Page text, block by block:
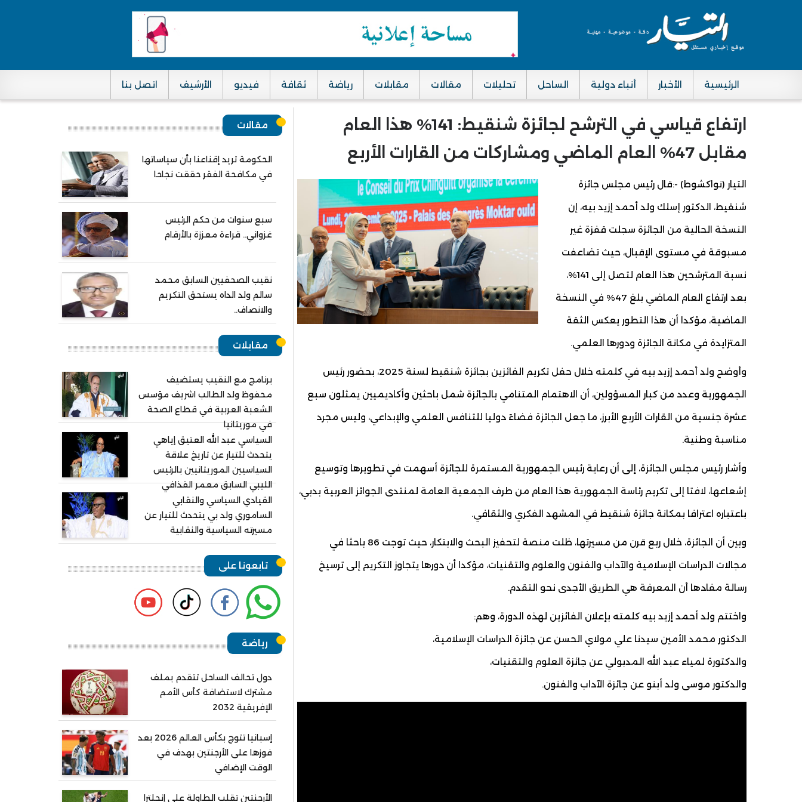
Main navigation
الرئيسية الأخبار أنباء دولية الساحل تحليلات مقالات مقابلات رياضة ثقافة فيديو الأرشيف اتصل بنا
ارتفاع قياسي في الترشح لجائزة شنقيط: 141% هذا العام
مقابل 47% العام الماضي ومشاركات من القارات الأربع
التيار (نواكشوط) -:قال رئيس مجلس جائزة
شنقيط، الدكتور إسلك ولد أحمد إزيد بيه، إن
النسخة الحالية من الجائزة سجلت قفزة غير
مسبوقة في مستوى الإقبال، حيث تضاعفت
نسبة المترشحين هذا العام لتصل إلى 141%،
بعد ارتفاع العام الماضي بلغ 47% في النسخة
الماضية، مؤكدا أن هذا التطور يعكس الثقة
المتزايدة في مكانة الجائزة ودورها العلمي.
وأوضح ولد أحمد إزيد بيه في كلمته خلال حفل تكريم الفائزين بجائزة شنقيط لسنة 2025، بحضور رئيس
الجمهورية وعدد من كبار المسؤولين، أن الاهتمام المتنامي بالجائزة شمل باحثين وأكاديميين يمثلون سبع
عشرة جنسية من القارات الأربع الأبرز، ما جعل الجائزة فضاءً دوليا للتنافس العلمي والإبداعي، وليس مجرد
مناسبة وطنية.
وأشار رئيس مجلس الجائزة، إلى أن رعاية رئيس الجمهورية المستمرة للجائزة أسهمت في تطويرها وتوسيع
إشعاعها، لافتا إلى تكريم رئاسة الجمهورية هذا العام من طرف الجمعية العامة لمنتدى الجوائز العربية بدبي،
باعتباره اعترافا بمكانة جائزة شنقيط في المشهد الفكري والثقافي.
وبين أن الجائزة، خلال ربع قرن من مسيرتها، ظلت منصة لتحفيز البحث والابتكار، حيث توجت 86 باحثا في
مجالات الدراسات الإسلامية والآداب والفنون والعلوم والتقنيات، مؤكدا أن دورها يتجاوز التكريم إلى ترسيخ
رسالة مفادها أن المعرفة هي الطريق الأجدى نحو التقدم.
واختتم ولد أحمد إزيد بيه كلمته بإعلان الفائزين لهذه الدورة، وهم:
الدكتور محمد الأمين سيدنا علي مولاي الحسن عن جائزة الدراسات الإسلامية،
والدكتورة لمياء عبد الله المدبولي عن جائزة العلوم والتقنيات،
والدكتور موسى ولد أبنو عن جائزة الآداب والفنون.
مقالات
الحكومة تريد إقناعنا بأن سياساتها
في مكافحة الفقر حققت نجاحا
سبع سنوات من حكم الرئيس
غزواني.. قراءة معززة بالأرقام
نقيب الصحفيين السابق محمد
سالم ولد الداه يستحق التكريم
والانصاف..
مقابلات
برنامج مع النقيب يستضيف
محفوظ ولد الطالب اشريف مؤسس
الشعبة العربية في قطاع الصحة
في موريتانيا
السياسي عبد الله العتيق إياهي
يتحدث للتيار عن تاريخ علاقة
السياسيين الموريتانيين بالرئيس
الليبي السابق معمر القذافي
القيادي السياسي والنقابي
الساموري ولد بي يتحدث للتيار عن
مسيرته السياسية والنقابية
تابعونا على
رياضة
دول تحالف الساحل تتقدم بملف
مشترك لاستضافة كأس الأمم
الإفريقية 2032
إسبانيا تتوج بكأس العالم 2026 بعد
فوزها على الأرجنتين بهدف في
الوقت الإضافي
الأرجنتين تقلب الطاولة على إنجلترا